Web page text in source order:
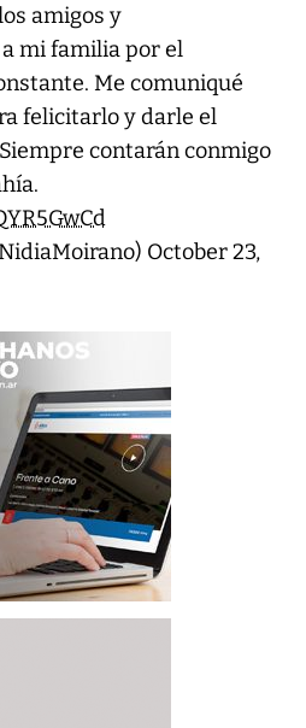
amigos y
mi familia por el
Me comuniqué
felicitarlo y darle el
contarán conmigo
October 23,